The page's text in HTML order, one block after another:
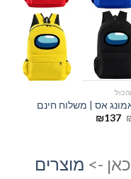
אס | משלוח חינם
המחיר
₪137
המחיר
-> מוצרים